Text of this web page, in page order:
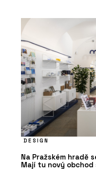
DESIGN
Na Pražském hradě
Mají tu nový obchod